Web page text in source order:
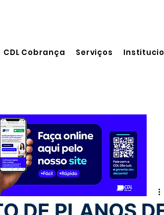
CDL Cobrança Serviços